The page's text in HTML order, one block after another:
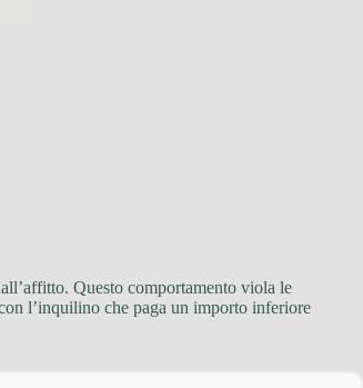
Questo comportamento viola le
l’inquilino che paga un importo inferiore